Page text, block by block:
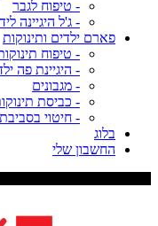
- טיפוח לגבר
- ג'ל היגיינה
פארם ילדים ותינוקות
- טיפוח
- היגיינת פה
- מגבונים
- כביסת
- חיטוי
בלוג
החשבון שלי